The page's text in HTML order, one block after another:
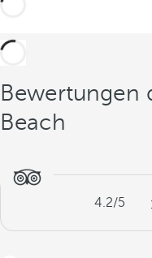
Bewertungen
Beach
4.2/5